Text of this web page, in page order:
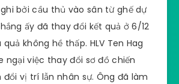
bởi cầu thủ vào sân từ ghế dự
ấy đã thay đổi kết quả ở 6/12
không hề thấp. HLV Ten Hag
ngại việc thay đổi sơ đồ chiến
vị trí lẫn nhân sự. Ông đã làm